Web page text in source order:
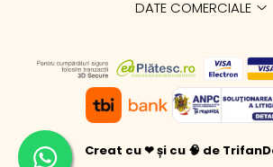
DATE COMERCIALE
Creat cu ❤ și cu 🧠 de